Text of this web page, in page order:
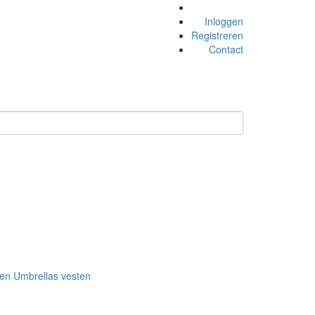
Inloggen
Registreren
Contact
Umbrellas vesten